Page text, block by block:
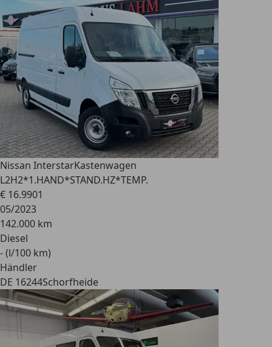
Nissan InterstarKastenwagen
L2H2*1.HAND*STAND.HZ*TEMP.
€ 16.9901
05/2023
142.000 km
Diesel
- (l/100 km)
Händler
DE 16244Schorfheide